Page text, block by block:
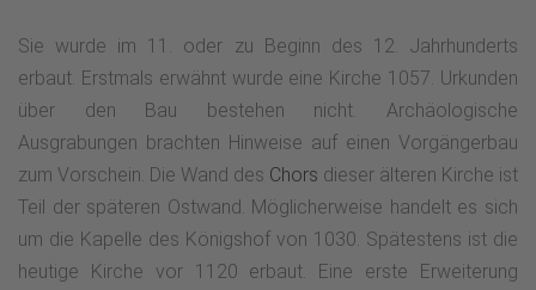
Sie wurde im 11. oder zu Beginn des 12. Jahrhunderts
erbaut. Erstmals erwähnt wurde eine Kirche 1057. Urkunden
über den Bau bestehen nicht. Archäologische
Ausgrabungen brachten Hinweise auf einen Vorgängerbau
zum Vorschein. Die Wand des Chors dieser älteren Kirche ist
Teil der späteren Ostwand. Möglicherweise handelt es sich
um die Kapelle des Königshof von 1030. Spätestens ist die
heutige Kirche vor 1120 erbaut. Eine erste Erweiterung